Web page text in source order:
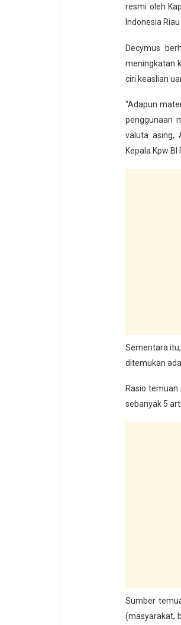
resmi oleh
Indonesia
Decymus
meningkatan
ciri keaslian
“Adapun
penggunaan
valuta asing,
Kepala Kpw BI
Sementara
ditemukan
Rasio
sebanyak 5
Sumber
(masyarakat,